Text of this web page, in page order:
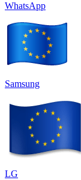
WhatsApp
Samsung
LG